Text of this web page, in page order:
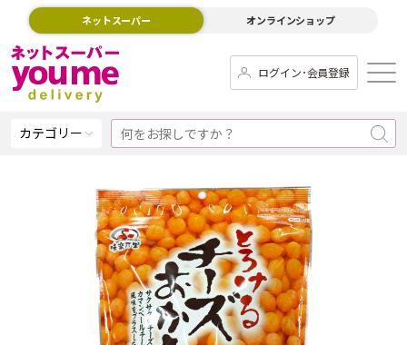
ネットスーパー オンラインショップ
ログイン･会員登録
カテゴリー